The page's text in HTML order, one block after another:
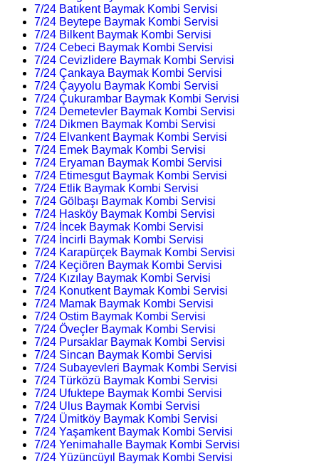
7/24 Batıkent Baymak Kombi Servisi
7/24 Beytepe Baymak Kombi Servisi
7/24 Bilkent Baymak Kombi Servisi
7/24 Cebeci Baymak Kombi Servisi
7/24 Cevizlidere Baymak Kombi Servisi
7/24 Çankaya Baymak Kombi Servisi
7/24 Çayyolu Baymak Kombi Servisi
7/24 Çukurambar Baymak Kombi Servisi
7/24 Demetevler Baymak Kombi Servisi
7/24 Dikmen Baymak Kombi Servisi
7/24 Elvankent Baymak Kombi Servisi
7/24 Emek Baymak Kombi Servisi
7/24 Eryaman Baymak Kombi Servisi
7/24 Etimesgut Baymak Kombi Servisi
7/24 Etlik Baymak Kombi Servisi
7/24 Gölbaşı Baymak Kombi Servisi
7/24 Hasköy Baymak Kombi Servisi
7/24 İncek Baymak Kombi Servisi
7/24 İncirli Baymak Kombi Servisi
7/24 Karapürçek Baymak Kombi Servisi
7/24 Keçiören Baymak Kombi Servisi
7/24 Kızılay Baymak Kombi Servisi
7/24 Konutkent Baymak Kombi Servisi
7/24 Mamak Baymak Kombi Servisi
7/24 Ostim Baymak Kombi Servisi
7/24 Öveçler Baymak Kombi Servisi
7/24 Pursaklar Baymak Kombi Servisi
7/24 Sincan Baymak Kombi Servisi
7/24 Subayevleri Baymak Kombi Servisi
7/24 Türközü Baymak Kombi Servisi
7/24 Ufuktepe Baymak Kombi Servisi
7/24 Ulus Baymak Kombi Servisi
7/24 Ümitköy Baymak Kombi Servisi
7/24 Yaşamkent Baymak Kombi Servisi
7/24 Yenimahalle Baymak Kombi Servisi
7/24 Yüzüncüyıl Baymak Kombi Servisi